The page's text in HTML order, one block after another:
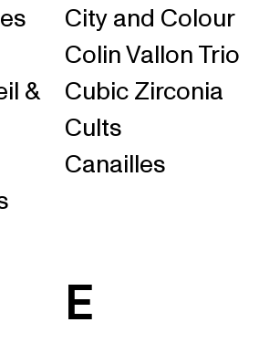
&
City and Colour
Colin Vallon Trio
Cubic Zirconia
Cults
Canailles
E